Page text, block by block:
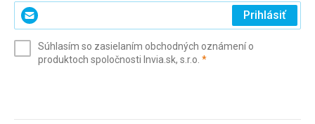
Zadajte
svoj
(povinné)
Prihlásiť
Súhlasím so zasielaním obchodných oznámení o
produktoch spoločnosti Invia.sk, s.r.o. *(povinné)